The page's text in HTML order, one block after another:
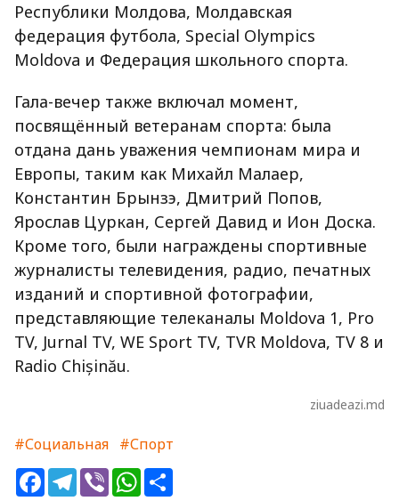
Республики Молдова, Молдавская
федерация футбола, Special Olympics
Moldova и Федерация школьного спорта.
Гала-вечер также включал момент,
посвящённый ветеранам спорта: была
отдана дань уважения чемпионам мира и
Европы, таким как Михайл Малаер,
Константин Брынзэ, Дмитрий Попов,
Ярослав Цуркан, Сергей Давид и Ион Доска.
Кроме того, были награждены спортивные
журналисты телевидения, радио, печатных
изданий и спортивной фотографии,
представляющие телеканалы Moldova 1, Pro
TV, Jurnal TV, WE Sport TV, TVR Moldova, TV 8 и
Radio Chișinău.
ziuadeazi.md
#Социальная #Спорт
FacebookTelegram
ViberWhatsApp